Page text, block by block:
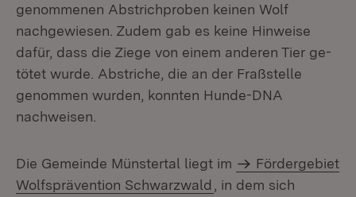
genommenen Abstrichproben keinen Wolf
nachgewiesen. Zudem gab es keine Hinweise
dafür, dass die Ziege von einem anderen Tier ge­
tötet wurde. Abstriche, die an der Fraßstelle
genommen wurden, konnten Hunde-DNA
nachweisen.
Die Gemeinde Münstertal liegt im
Fördergebiet
Wolfsprävention Schwarzwald
, in dem sich